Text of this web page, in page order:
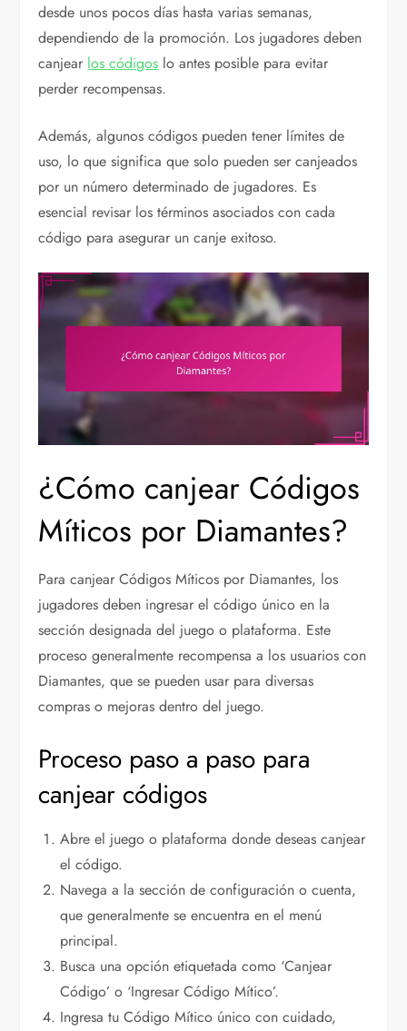
desde unos pocos días hasta varias semanas,
dependiendo de la promoción. Los jugadores deben
canjear los códigos lo antes posible para evitar
perder recompensas.
Además, algunos códigos pueden tener límites de
uso, lo que significa que solo pueden ser canjeados
por un número determinado de jugadores. Es
esencial revisar los términos asociados con cada
código para asegurar un canje exitoso.
¿Cómo canjear Códigos
Míticos por Diamantes?
Para canjear Códigos Míticos por Diamantes, los
jugadores deben ingresar el código único en la
sección designada del juego o plataforma. Este
proceso generalmente recompensa a los usuarios con
Diamantes, que se pueden usar para diversas
compras o mejoras dentro del juego.
Proceso paso a paso para
canjear códigos
Abre el juego o plataforma donde deseas canjear
el código.
Navega a la sección de configuración o cuenta,
que generalmente se encuentra en el menú
principal.
Busca una opción etiquetada como ‘Canjear
Código’ o ‘Ingresar Código Mítico’.
Ingresa tu Código Mítico único con cuidado,